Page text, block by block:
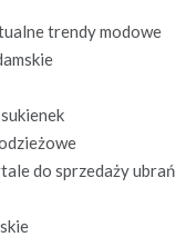
trendy modowe
do sprzedaży ubrań